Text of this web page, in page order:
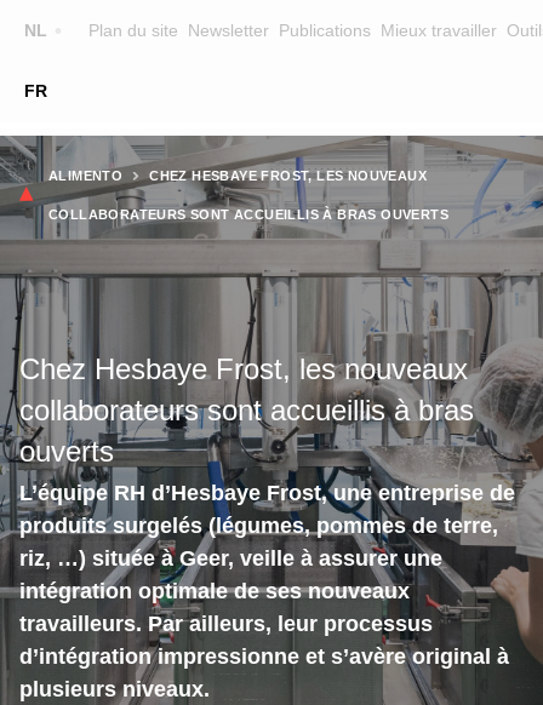
NL
FR
Plan du site Newsletter Publications Mieux travailler
Main
navigation
FORMATION
FORMATEURS
EQUIPE
CONTACT
CHERCHER UNE FORMATION
Fil
d'Ariane
ALIMENTO CHEZ HESBAYE FROST, LES NOUVEAUX
COLLABORATEURS SONT ACCUEILLIS À BRAS OUVERTS
Chez Hesbaye Frost, les nouveaux
collaborateurs sont accueillis à bras
ouverts
L’équipe RH d’Hesbaye Frost, une entreprise de
produits surgelés (légumes, pommes de terre,
riz, …) située à Geer, veille à assurer une
intégration optimale de ses nouveaux
travailleurs. Par ailleurs, leur processus
d’intégration impressionne et s’avère original à
plusieurs niveaux.